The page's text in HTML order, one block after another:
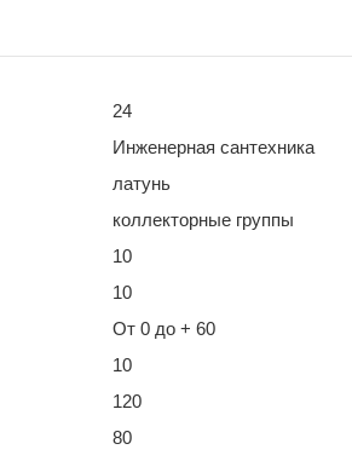
24
Инженерная сантехника
латунь
коллекторные группы
10
10
От 0 до + 60
10
120
80